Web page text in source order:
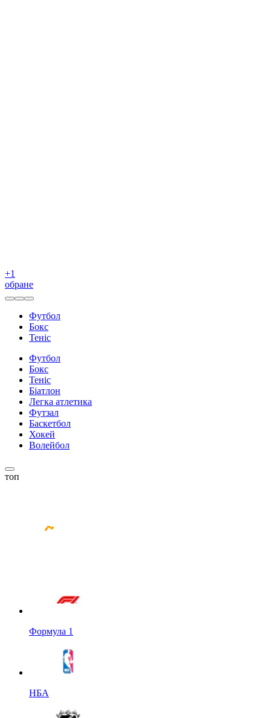
+1
обране
Футбол
Бокс
Теніс
Футбол
Бокс
Теніс
Біатлон
Легка атлетика
Футзал
Баскетбол
Хокей
Волейбол
топ
Формула 1
НБА